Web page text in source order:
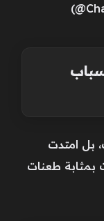
بل امتدت
أخرى كانت بمثابة طعنات